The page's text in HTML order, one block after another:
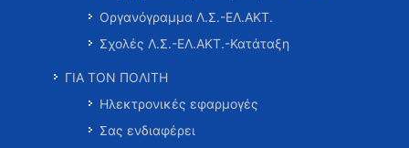
Οργανόγραμμα Λ.Σ.-ΕΛ.ΑΚΤ.
Σχολές Λ.Σ.-ΕΛ.ΑΚΤ.-Κατάταξη
ΓΙΑ ΤΟΝ ΠΟΛΙΤΗ
Ηλεκτρονικές εφαρμογές
Σας ενδιαφέρει